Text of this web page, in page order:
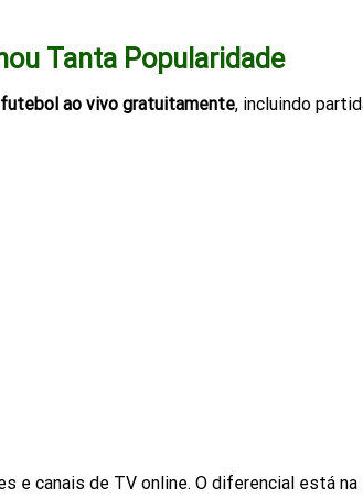
Tanta Popularidade
ao vivo gratuitamente, incluindo
e canais de TV online. O diferencial está na